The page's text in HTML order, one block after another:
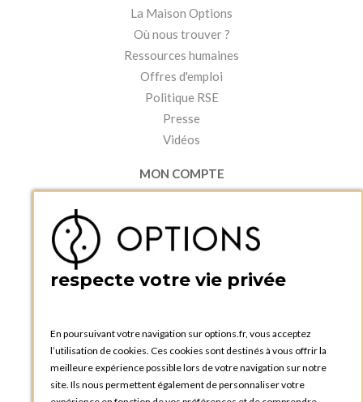
La Maison Options
Où nous trouver ?
Ressources humaines
Offres d'emploi
Politique RSE
Presse
Vidéos
MON COMPTE
Accéder à mon compte
Créer un compte
PRATIQUE
Catalogues et bons de commande
Tutoriels
respecte votre vie privée
En poursuivant votre navigation sur options.fr, vous acceptez
l’utilisation de cookies. Ces cookies sont destinés à vous offrir la
meilleure expérience possible lors de votre navigation sur notre
site. Ils nous permettent également de personnaliser votre